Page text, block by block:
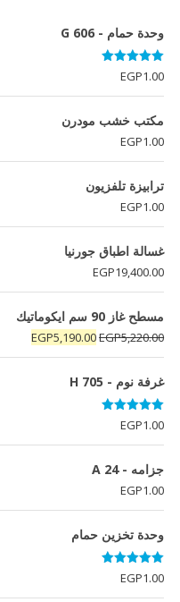
وحدة حمام - G 606
تم التقييم
5.00
من 5
EGP1.00
مكتب خشب مودرن
EGP1.00
ترابيزة تلفزيون
EGP1.00
غسالة اطباق جورنيا
EGP19,400.00
مسطح غاز 90 سم ايكوماتيك
EGP5,220.00
السعر
الأصلي
هو:
EGP5,190.00
السعر
الحالي
غرفة نوم - H 705
تم التقييم
5.00
من 5
EGP1.00
جزامه - A 24
EGP1.00
وحدة تخزين حمام
تم التقييم
5.00
من 5
EGP1.00